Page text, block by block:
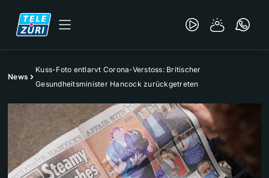
News
Kuss-Foto entlarvt Corona-Verstoss: Britischer
Gesundheitsminister Hancock zurückgetreten